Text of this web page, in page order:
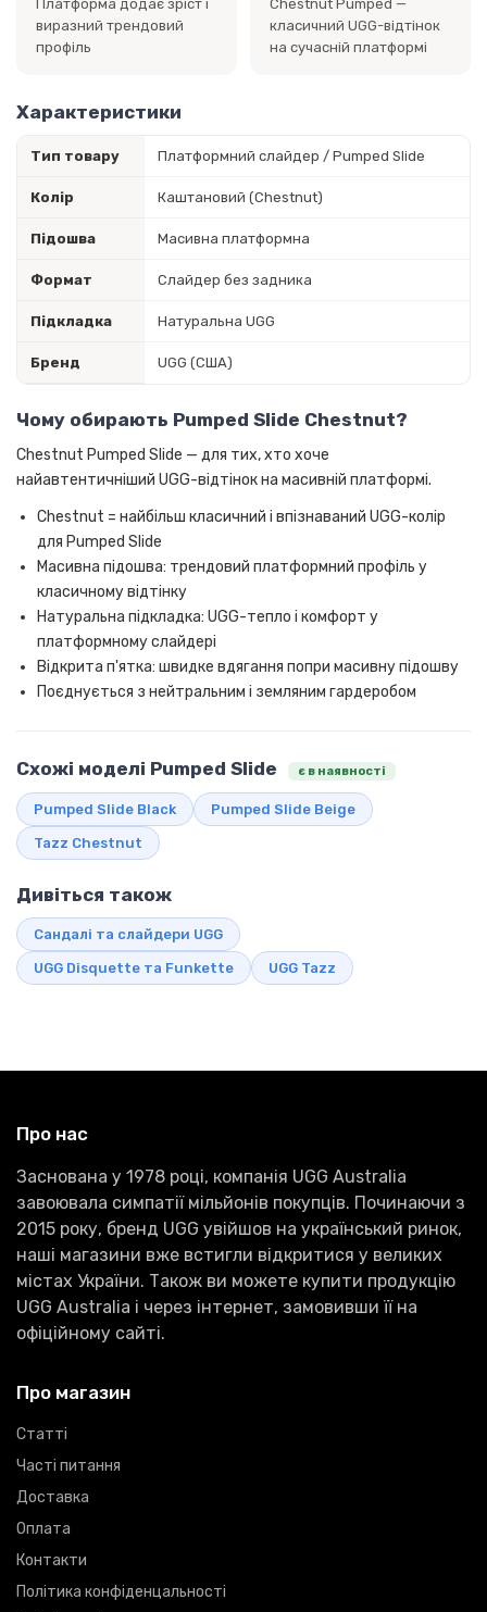
Платформа додає зріст і
виразний трендовий
профіль
Chestnut Pumped —
класичний UGG-відтінок
на сучасній платформі
Характеристики
Тип товару Платформний слайдер / Pumped Slide
Колір Каштановий (Chestnut)
Підошва Масивна платформна
Формат Слайдер без задника
Підкладка Натуральна UGG
Бренд UGG (США)
Чому обирають Pumped Slide Chestnut?
Chestnut Pumped Slide — для тих, хто хоче
найавтентичніший UGG-відтінок на масивній платформі.
Chestnut = найбільш класичний і впізнаваний UGG-колір
для Pumped Slide
Масивна підошва: трендовий платформний профіль у
класичному відтінку
Натуральна підкладка: UGG-тепло і комфорт у
платформному слайдері
Відкрита п'ятка: швидке вдягання попри масивну підошву
Поєднується з нейтральним і земляним гардеробом
Схожі моделі Pumped Slide є в наявності
Pumped Slide Black Pumped Slide Beige
Tazz Chestnut
Дивіться також
Сандалі та слайдери UGG
UGG Disquette та Funkette UGG Tazz
Про нас
Заснована у 1978 році, компанія UGG Australia
завоювала симпатії мільйонів покупців. Починаючи з
2015 року, бренд UGG увійшов на український ринок,
наші магазини вже встигли відкритися у великих
містах України. Також ви можете купити продукцію
UGG Australia і через інтернет, замовивши її на
офіційному сайті.
Про магазин
Статті
Часті питання
Доставка
Оплата
Контакти
Політика конфіденцальності